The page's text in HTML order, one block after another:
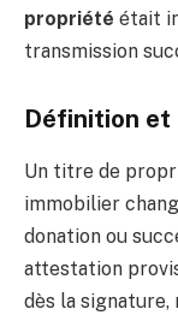
propriété était
transmission
Définition et
Un titre de
immobilier
donation ou
attestation
dès la